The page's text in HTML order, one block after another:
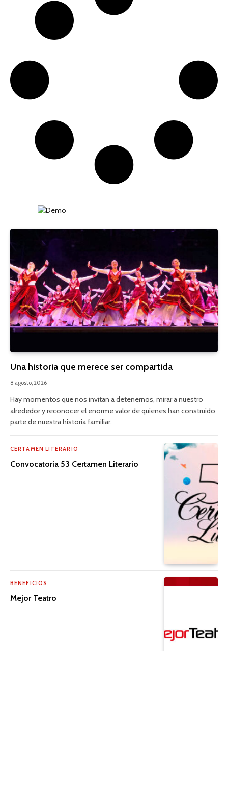
Una historia que merece ser compartida
8 agosto, 2026
Hay momentos que nos invitan a detenernos, mirar a nuestro
alrededor y reconocer el enorme valor de quienes han construido
parte de nuestra historia familiar.
CERTAMEN LITERARIO
Convocatoria 53 Certamen Literario
BENEFICIOS
Mejor Teatro